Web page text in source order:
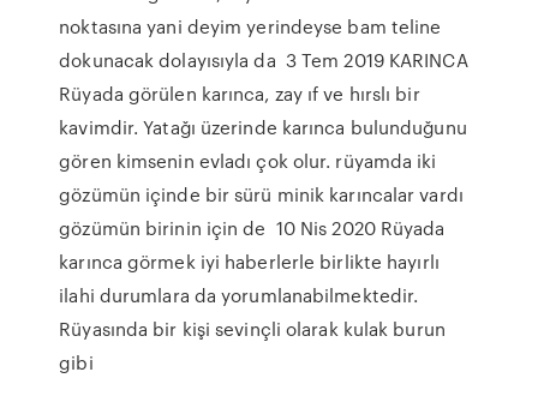
noktasına yani deyim yerindeyse bam teline
dokunacak dolayısıyla da 3 Tem 2019 KARINCA
Rüyada görülen karınca, zay ıf ve hırslı bir
kavimdir. Yatağı üzerinde karınca bulunduğunu
gören kimsenin evladı çok olur. rüyamda iki
gözümün içinde bir sürü minik karıncalar vardı
gözümün birinin için de 10 Nis 2020 Rüyada
karınca görmek iyi haberlerle birlikte hayırlı
ilahi durumlara da yorumlanabilmektedir.
Rüyasında bir kişi sevinçli olarak kulak burun
gibi